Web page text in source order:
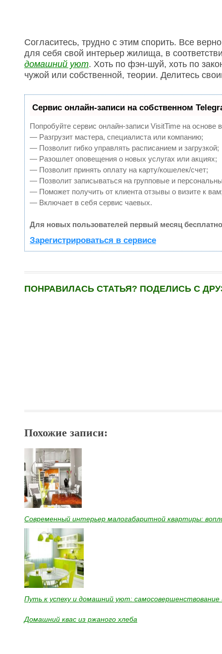
Согласитесь, трудно с этим спорить. Все
для себя свой интерьер жилища, в
домашний уют. Хоть по фэн-шуй, хоть по
чужой или собственной, теории. Делитесь
Сервис онлайн-записи на собственном
Попробуйте сервис онлайн-записи VisitTime на основе
— Разгрузит мастера, специалиста или компанию;
— Позволит гибко управлять расписанием и загрузкой;
— Разошлет оповещения о новых услугах или акциях;
— Позволит принять оплату на карту/кошелек/счет;
— Позволит записываться на групповые и
— Поможет получить от клиента отзывы о визите к
— Включает в себя сервис чаевых.
Для новых пользователей первый месяц
Зарегистрироваться в сервисе
ПОНРАВИЛАСЬ СТАТЬЯ? ПОДЕЛИСЬ С
Похожие записи:
Современный интерьер малогабаритной квартиры:
Путь к успеху и домашний уют:
Домашний квас из ржаного хлеба